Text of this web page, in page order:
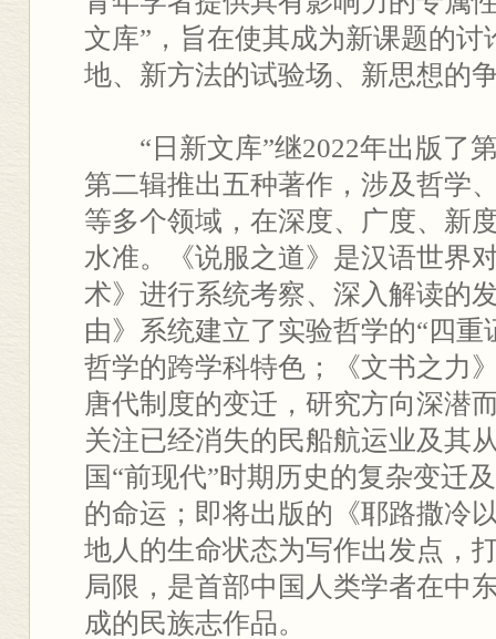
文库”，旨在使其成为新课题的
地、新方法的试验场、新思想的
“日新文库”继2022年出版了
第二辑推出五种著作，涉及哲学
等多个领域，在深度、广度、新
水准。《说服之道》是汉语世界
术》进行系统考察、深入解读的
由》系统建立了实验哲学的“四重
哲学的跨学科特色；《文书之力
唐代制度的变迁，研究方向深潜
关注已经消失的民船航运业及其
国“前现代”时期历史的复杂变迁
的命运；即将出版的《耶路撒冷
地人的生命状态为写作出发点，
局限，是首部中国人类学者在中
成的民族志作品。